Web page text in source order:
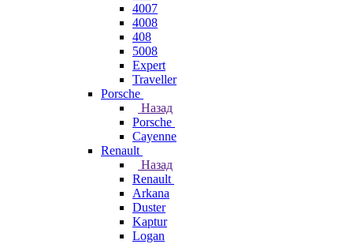
4007
4008
408
5008
Expert
Traveller
Porsche
Назад
Porsche
Cayenne
Renault
Назад
Renault
Arkana
Duster
Kaptur
Logan